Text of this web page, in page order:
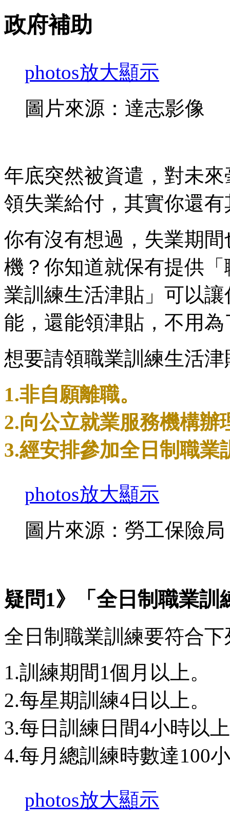
政府補助
photos放大顯示
圖片來源：達志影像
年底突然被資遣，對未
領失業給付，其實你還
你有沒有想過，失業期
機？你知道就保有提供
業訓練生活津貼」可以
能，還能領津貼，不用
想要請領職業訓練生活
1.非自願離職。
2.向公立就業服務機構辦
3.經安排參加全日制職業
photos放大顯示
圖片來源：勞工保險局
疑問1》「全日制職業訓
全日制職業訓練要符合
1.訓練期間1個月以上。
2.每星期訓練4日以上。
3.每日訓練日間4小時以
4.每月總訓練時數達100
photos放大顯示